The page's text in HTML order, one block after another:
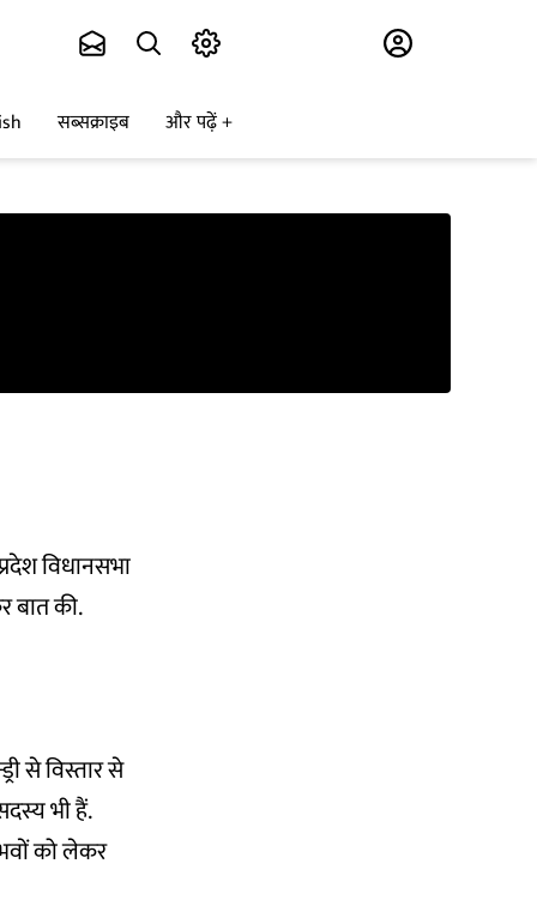
सब्सक्राइब और पढ़ें
विधानसभा
बात की.
से विस्तार से
भी हैं.
को लेकर